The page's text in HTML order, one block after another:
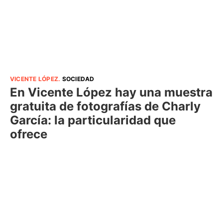
VICENTE LÓPEZ. SOCIEDAD
En Vicente López hay una muestra
gratuita de fotografías de Charly
García: la particularidad que
ofrece